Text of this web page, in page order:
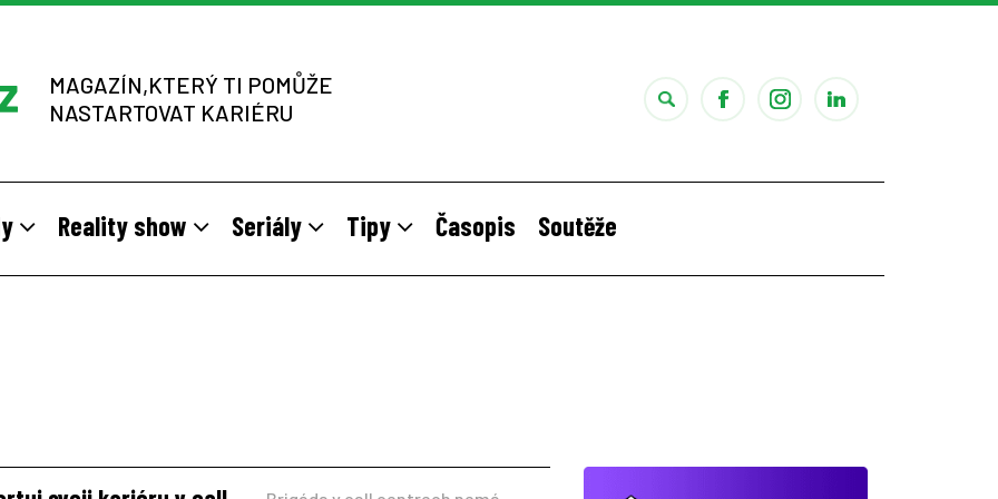
MAGAZÍN,KTERÝ TI POMŮŽE
NASTARTOVAT KARIÉRU
Reality show Seriály Tipy Časopis Soutěže